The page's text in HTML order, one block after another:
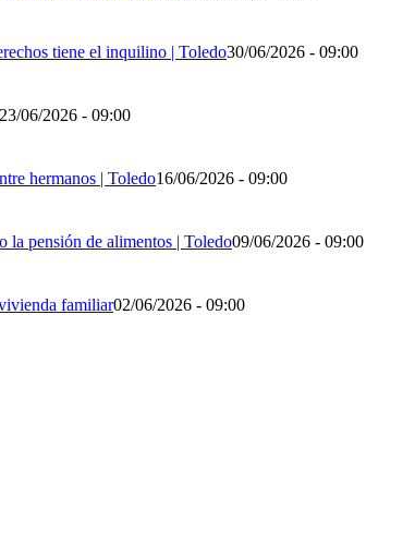
tiene el inquilino | Toledo30/06/2026 - 09:00
23/06/2026 - 09:00
hermanos | Toledo16/06/2026 - 09:00
la pensión de alimentos | Toledo09/06/2026 - 09:00
familiar02/06/2026 - 09:00